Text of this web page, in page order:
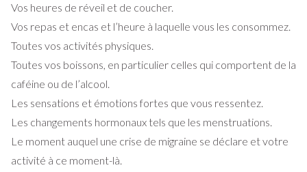
Vos heures de réveil et de coucher.
Vos repas et encas et l’heure à laquelle vous les consommez.
Toutes vos activités physiques.
Toutes vos boissons, en particulier celles qui comportent de la
caféine ou de l’alcool.
Les sensations et émotions fortes que vous ressentez.
Les changements hormonaux tels que les menstruations.
Le moment auquel une crise de migraine se déclare et votre
activité à ce moment-là.